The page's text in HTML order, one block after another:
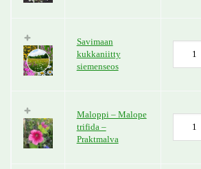
Savimaan
kukkaniitty
siemenseos
Maloppi – Malope
trifida –
Praktmalva